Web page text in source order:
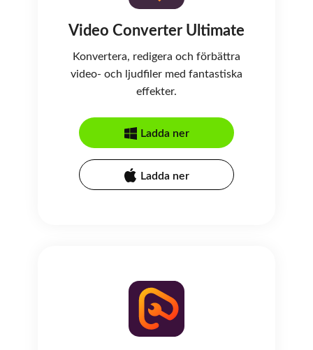
Video Converter Ultimate
Konvertera, redigera och förbättra
video- och ljudfiler med fantastiska
effekter.
Ladda ner
Ladda ner